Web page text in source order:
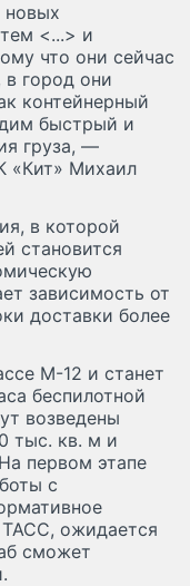
новых
<...> и
что они сейчас
в город они
контейнерный
быстрый и
груза, —
«Кит» Михаил
в которой
становится
зависимость от
доставки более
М-12 и станет
беспилотной
возведены
тыс. кв. м и
первом этапе
с
ТАСС, ожидается
сможет